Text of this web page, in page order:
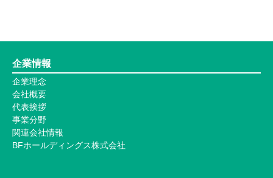
企業情報
企業理念
会社概要
代表挨拶
事業分野
関連会社情報
BFホールディングス株式会社